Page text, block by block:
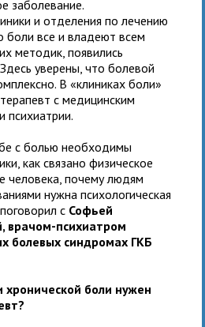
заболевание.
и отделения по лечению
боли все и владеют всем
методик, появились
уверены, что болевой
В «клиниках боли»
с медицинским
психиатрии.
с болью необходимы
как связано физическое
человека, почему людям
нужна психологическая
поговорил с Софьей
врачом-психиатром
болевых синдромах ГКБ
боли нужен